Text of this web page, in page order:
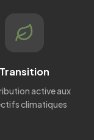
Transition
active aux
climatiques